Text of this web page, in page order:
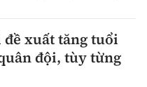
xuất tăng tuổi
đội, tùy từng